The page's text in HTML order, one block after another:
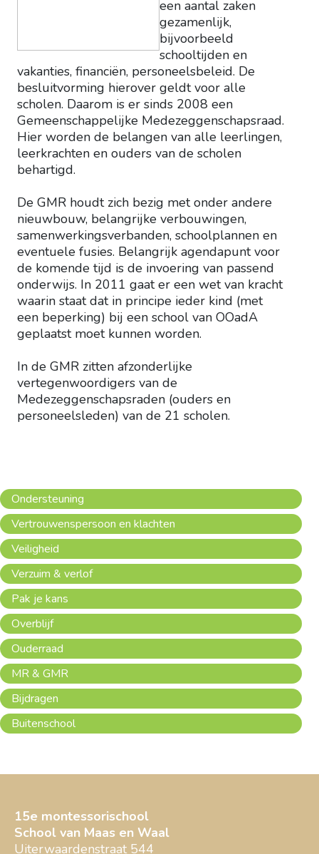
een aantal zaken
gezamenlijk,
bijvoorbeeld
schooltijden en
vakanties, financiën, personeelsbeleid. De
besluitvorming hierover geldt voor alle
scholen. Daarom is er sinds 2008 een
Gemeenschappelijke Medezeggenschapsraad.
Hier worden de belangen van alle leerlingen,
leerkrachten en ouders van de scholen
behartigd.
De GMR houdt zich bezig met onder andere
nieuwbouw, belangrijke verbouwingen,
samenwerkingsverbanden, schoolplannen en
eventuele fusies. Belangrijk agendapunt voor
de komende tijd is de invoering van passend
onderwijs. In 2011 gaat er een wet van kracht
waarin staat dat in principe ieder kind (met
een beperking) bij een school van OOadA
geplaatst moet kunnen worden.
In de GMR zitten afzonderlijke
vertegenwoordigers van de
Medezeggenschapsraden (ouders en
personeelsleden) van de 21 scholen.
Ondersteuning
Vertrouwenspersoon en klachten
Veiligheid
Verzuim & verlof
Pak je kans
Overblijf
Ouderraad
MR & GMR
Bijdragen
Buitenschool
15e montessorischool
School van Maas en Waal
Uiterwaardenstraat 544